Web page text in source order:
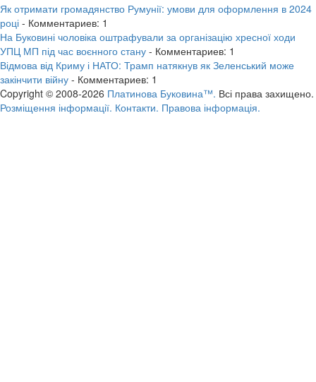
Як отримати громадянство Румунії: умови для оформлення в 2024
році - Комментариев: 1
На Буковині чоловіка оштрафували за організацію хресної ходи
УПЦ МП під час воєнного стану - Комментариев: 1
Відмова від Криму і НАТО: Трамп натякнув як Зеленський може
закінчити війну - Комментариев: 1
Copyright © 2008-2026 Платинова Буковина™. Всі права захищено.
Розміщення інформації. Контакти. Правова інформація.